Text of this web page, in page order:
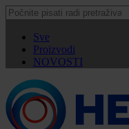
Sve
Proizvodi
NOVOSTI